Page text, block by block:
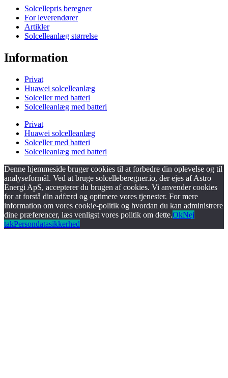
Solcellepris beregner
For leverendører
Artikler
Solcelleanlæg størrelse
Information
Privat
Huawei solcelleanlæg
Solceller med batteri
Solcelleanlæg med batteri
Privat
Huawei solcelleanlæg
Solceller med batteri
Solcelleanlæg med batteri
Denne hjemmeside bruger cookies til at forbedre din oplevelse og til
analyseformål. Ved at bruge solcelleberegner.io, der ejes af Astro
Energi ApS, accepterer du brugen af cookies. Vi anvender cookies
for at forstå din adfærd og optimere vores tjenester. For mere
information om vores cookie-politik og hvordan du kan administrere
dine præferencer, læs venligst vores politik om dette.OkNej
takPersondatasikkerhed